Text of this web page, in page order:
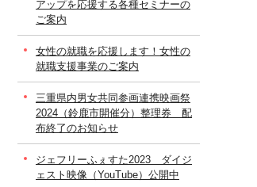
アップを応援する各種セミナーの
ご案内
女性の就職を応援します！女性の
就職支援事業のご案内
三重県内男女共同参画連携映画祭
2024（鈴鹿市開催分）整理券 配
布終了のお知らせ
ジェフリーふぇすた2023 ダイジ
ェスト映像（YouTube）公開中